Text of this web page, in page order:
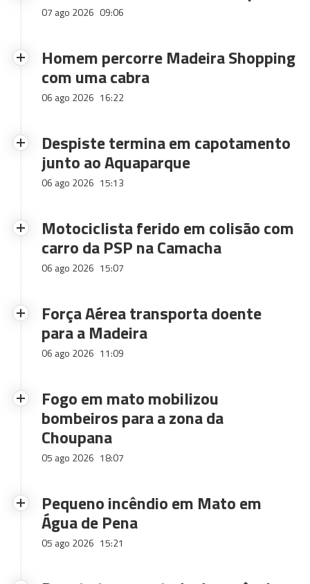
07 ago 2026 09:06
Homem percorre Madeira Shopping
com uma cabra
06 ago 2026 16:22
Despiste termina em capotamento
junto ao Aquaparque
06 ago 2026 15:13
Motociclista ferido em colisão com
carro da PSP na Camacha
06 ago 2026 15:07
Força Aérea transporta doente
para a Madeira
06 ago 2026 11:09
Fogo em mato mobilizou
bombeiros para a zona da
Choupana
05 ago 2026 18:07
Pequeno incêndio em Mato em
Água de Pena
05 ago 2026 15:21